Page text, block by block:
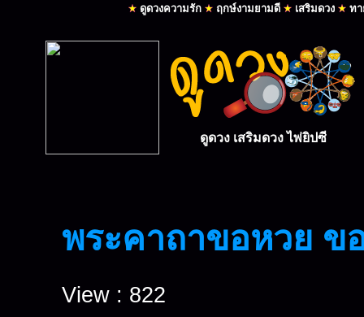
พระคาถาขอหวย ข
View : 822